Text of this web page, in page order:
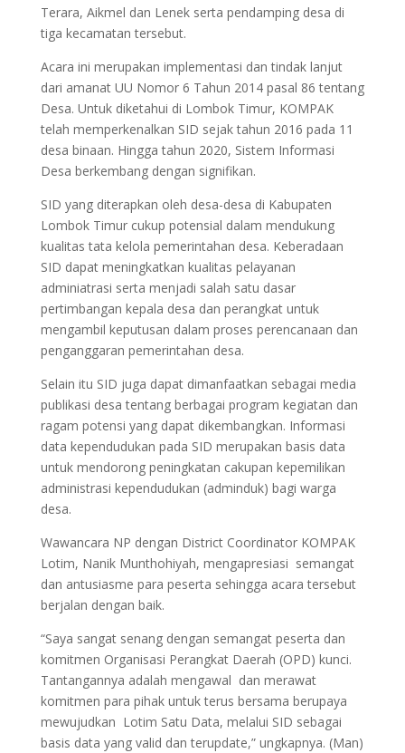
Terara, Aikmel dan Lenek serta pendamping desa di
tiga kecamatan tersebut.
Acara ini merupakan implementasi dan tindak lanjut
dari amanat UU Nomor 6 Tahun 2014 pasal 86 tentang
Desa. Untuk diketahui di Lombok Timur, KOMPAK
telah memperkenalkan SID sejak tahun 2016 pada 11
desa binaan. Hingga tahun 2020, Sistem Informasi
Desa berkembang dengan signifikan.
SID yang diterapkan oleh desa-desa di Kabupaten
Lombok Timur cukup potensial dalam mendukung
kualitas tata kelola pemerintahan desa. Keberadaan
SID dapat meningkatkan kualitas pelayanan
adminiatrasi serta menjadi salah satu dasar
pertimbangan kepala desa dan perangkat untuk
mengambil keputusan dalam proses perencanaan dan
penganggaran pemerintahan desa.
Selain itu SID juga dapat dimanfaatkan sebagai media
publikasi desa tentang berbagai program kegiatan dan
ragam potensi yang dapat dikembangkan. Informasi
data kependudukan pada SID merupakan basis data
untuk mendorong peningkatan cakupan kepemilikan
administrasi kependudukan (adminduk) bagi warga
desa.
Wawancara NP dengan District Coordinator KOMPAK
Lotim, Nanik Munthohiyah, mengapresiasi semangat
dan antusiasme para peserta sehingga acara tersebut
berjalan dengan baik.
“Saya sangat senang dengan semangat peserta dan
komitmen Organisasi Perangkat Daerah (OPD) kunci.
Tantangannya adalah mengawal dan merawat
komitmen para pihak untuk terus bersama berupaya
mewujudkan Lotim Satu Data, melalui SID sebagai
basis data yang valid dan terupdate,” ungkapnya. (Man)